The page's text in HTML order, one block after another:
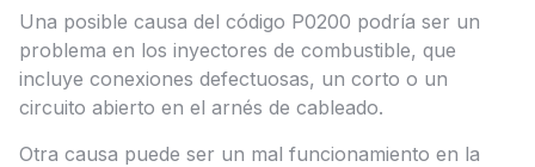
Una posible causa del código P0200 podría ser un
problema en los inyectores de combustible, que
incluye conexiones defectuosas, un corto o un
circuito abierto en el arnés de cableado.
Otra causa puede ser un mal funcionamiento en la